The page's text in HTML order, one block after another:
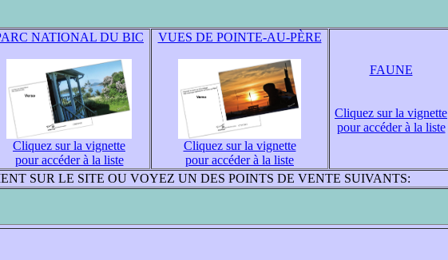
NATIONAL DU BIC
Cliquez sur la vignette
pour accéder à la liste
VUES DE POINTE-AU-PÈRE
Cliquez sur la vignette
pour accéder à la liste
FAUNE
Cliquez sur la vignette
pour accéder à la liste
SUR LE SITE OU VOYEZ UN DES POINTS DE VENTE SUIVANTS: